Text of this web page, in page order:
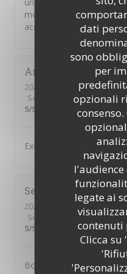
dati
sono
per
opzionali
legate ai
contenuti
Clicca su
moment et nous avons
accueillis ! Merci pour
Antonio
2026-07-31
- 19:30 - Ospiti 4
Servizio
/5 Atmosfera: 5
5/5
Excellent service and
Severine B
2026-07-30
- 20:30 - Ospiti 2
Servizio
Atmosfera:5
5/5
Bonne adresse.